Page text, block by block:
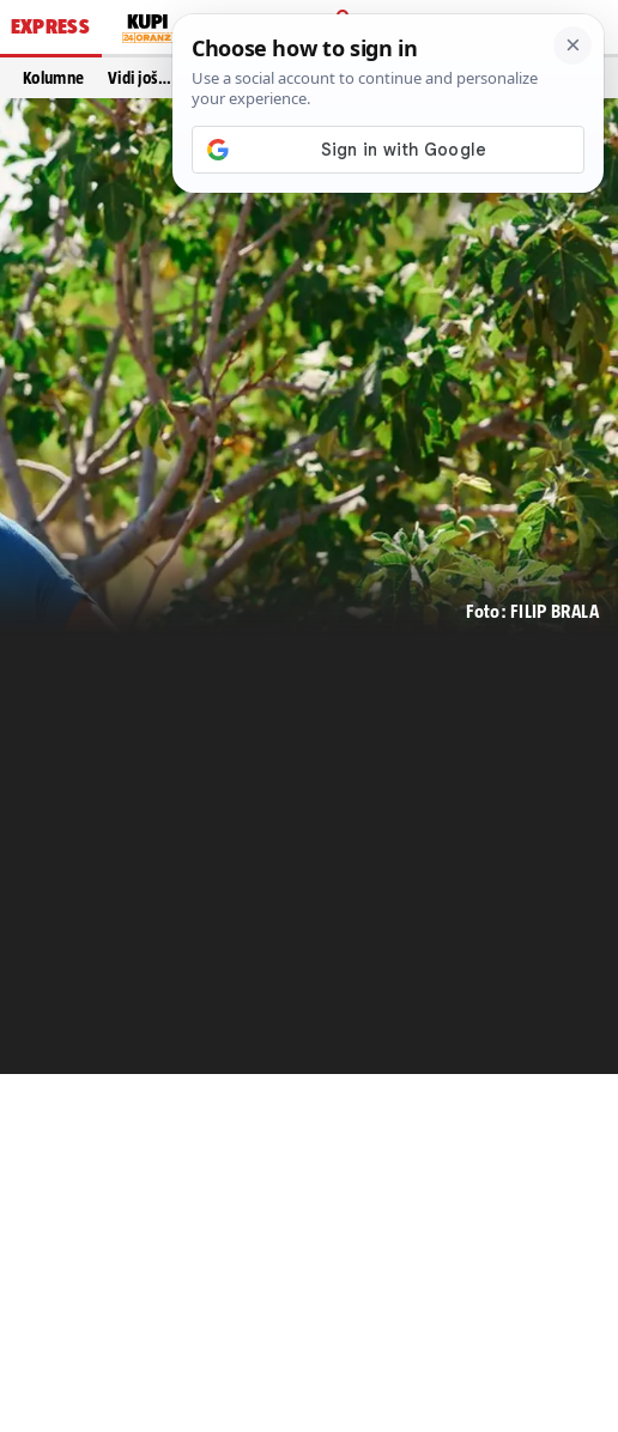
EXPRESS
PRIJAVA
Kolumne Vidi još…
Foto: FILIP BRALA